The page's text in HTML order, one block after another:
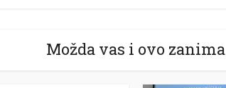
Možda vas i ovo zanima